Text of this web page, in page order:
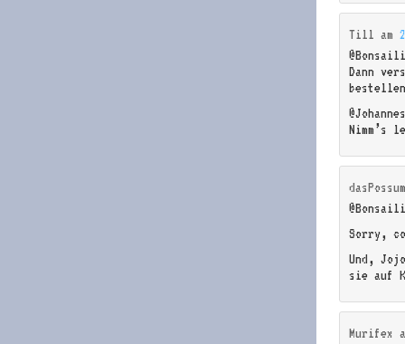
Till am
Dann
@Johannes
Nimm’s
dasPossum
Sorry,
Und,
sie auf
Murifex